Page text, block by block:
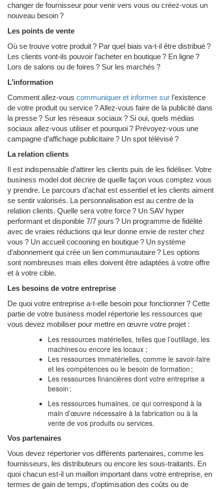
changer de fournisseur pour venir vers vous ou créez-vous un
nouveau besoin ?
Les points de vente
Où se trouve votre produit ? Par quel biais va-t-il être distribué ?
Les clients vont-ils pouvoir l’acheter en boutique ? En ligne ?
Lors de salons ou de foires ? Sur les marchés ?
L’information
Comment allez-vous communiquer et informer sur l’existence
de votre produit ou service ? Allez-vous faire de la publicité dans
la presse ? Sur les réseaux sociaux ? Si oui, quels médias
sociaux allez-vous utiliser et pourquoi ? Prévoyez-vous une
campagne d’affichage publicitaire ? Un spot télévisé ?
La relation clients
Il est indispensable d’attirer les clients puis de les fidéliser. Votre
business model doit décrire de quelle façon vous comptez vous
y prendre. Le parcours d’achat est essentiel et les clients aiment
se sentir valorisés. La personnalisation est au centre de la
relation clients. Quelle sera votre force ? Un SAV hyper
performant et disponible 7/7 jours ? Un programme de fidélité
avec de vraies réductions qui leur donne envie de rester chez
vous ? Un accueil cocooning en boutique ? Un système
d’abonnement qui crée un lien communautaire ? Les options
sont nombreuses mais elles doivent être adaptées à votre offre
et à votre cible.
Les besoins de votre entreprise
De quoi votre entreprise a-t-elle besoin pour fonctionner ? Cette
partie de votre business model répertorie les ressources que
vous devez mobiliser pour mettre en œuvre votre projet :
Les ressources matérielles, telles que l’outillage, les
machines ou encore les locaux ;
Les ressources immatérielles, comme le savoir-faire
et les compétences ou le besoin de formation ;
Les ressources financières dont votre entreprise a
besoin ;
Les ressources humaines, ce qui correspond à la
main d’œuvre nécessaire à la fabrication ou à la
vente de vos produits ou services.
Vos partenaires
Vous devez répertorier vos différents partenaires, comme les
fournisseurs, les distributeurs ou encore les sous-traitants. En
quoi chacun est-il un maillon important dans votre entreprise, en
termes de gain de temps, d’optimisation des coûts ou de